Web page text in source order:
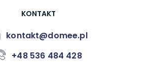
KONTAKT
kontakt@domee.pl
+48 536 484 428